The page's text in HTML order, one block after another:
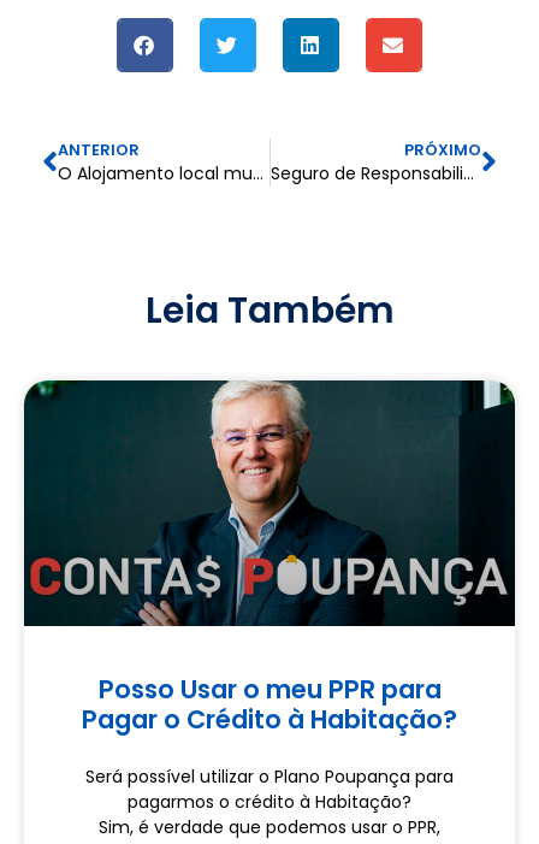
ANTERIOR
O Alojamento local mudou!
PRÓXIMO
Seguro de Responsabilidade Civil – Atividades da Construção
Leia Também
Posso Usar o meu PPR para
Pagar o Crédito à Habitação?
Será possível utilizar o Plano Poupança para
pagarmos o crédito à Habitação?
Sim, é verdade que podemos usar o PPR,